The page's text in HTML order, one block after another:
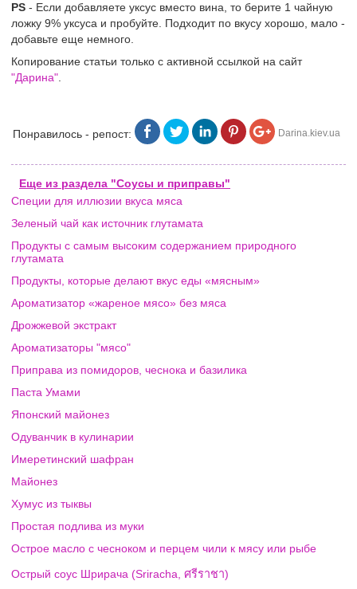
PS - Если добавляете уксус вместо вина, то берите 1 чайную
ложку 9% уксуса и пробуйте. Подходит по вкусу хорошо, мало -
добавьте еще немного.
Копирование статьи только с активной ссылкой на сайт
"Дарина"
Понравилось - репост: Darina.kiev.ua
Еще из раздела "Соусы и приправы"
Специи для иллюзии вкуса мяса
Зеленый чай как источник глутамата
Продукты с самым высоким содержанием природного
глутамата
Продукты, которые делают вкус еды «мясным»
Ароматизатор «жареное мясо» без мяса
Дрожжевой экстракт
Ароматизаторы "мясо"
Приправа из помидоров, чеснока и базилика
Паста Умами
Японский майонез
Одуванчик в кулинарии
Имеретинский шафран
Майонез
Хумус из тыквы
Простая подлива из муки
Острое масло с чесноком и перцем чили к мясу или рыбе
Острый соус Шрирача (Sriracha, ศรีราชา)